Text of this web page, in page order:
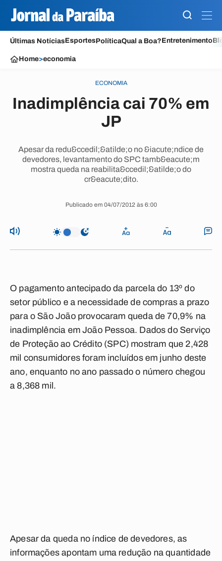
Últimas NotíciasEsportesPolíticaQual a Boa?Entretenimento
Home>economia
ECONOMIA
Inadimplência cai 70% em
JP
Apesar da redu&ccedil;&atilde;o no &iacute;ndice de
devedores, levantamento do SPC tamb&eacute;m
mostra queda na reabilita&ccedil;&atilde;o do
cr&eacute;dito.
Publicado em 04/07/2012 às 6:00
O pagamento antecipado da parcela do 13º do
setor público e a necessidade de compras a prazo
para o São João provocaram queda de 70,9% na
inadimplência em João Pessoa. Dados do Serviço
de Proteção ao Crédito (SPC) mostram que 2,428
mil consumidores foram incluídos em junho deste
ano, enquanto no ano passado o número chegou
a 8,368 mil.
Apesar da queda no índice de devedores, as
informações apontam uma redução na quantidade